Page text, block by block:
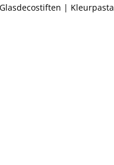
Glasdecostiften | Kleurpasta